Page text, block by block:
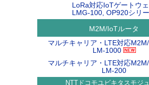
LoRa対応IoTゲートウ
LMG-100, OP920シリ
M2M/IoTルータ
マルチキャリア・LTE対応
LM-1000
マルチキャリア・LTE対応
LM-200
NTTドコモユビキタスモジ